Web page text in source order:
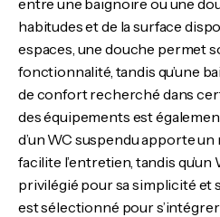
habitudes et de la surface
espaces, une douche permet
fonctionnalité, tandis qu’une
de confort recherché dans
des équipements est
d’un WC suspendu apporte
facilite l’entretien, tandis
privilégié pour sa simplicité et
est sélectionné pour